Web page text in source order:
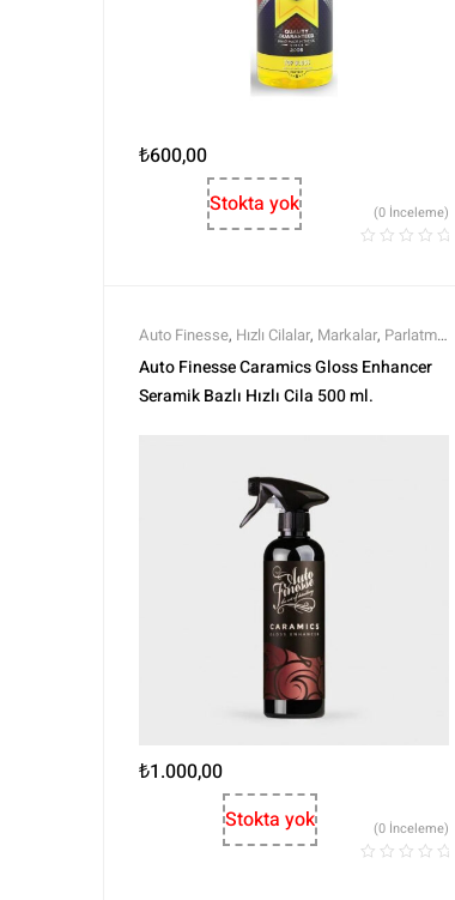
₺600,00
Stokta yok
(0 İnceleme)
Auto Finesse, Hızlı Cilalar, Markalar, Parlatma,
Polisaj ve Parlatma,Tüm Ürünler ,Tüm Ürünler
Auto Finesse Caramics Gloss Enhancer
Seramik Bazlı Hızlı Cila 500 ml.
₺1.000,00
Stokta yok
(0 İnceleme)